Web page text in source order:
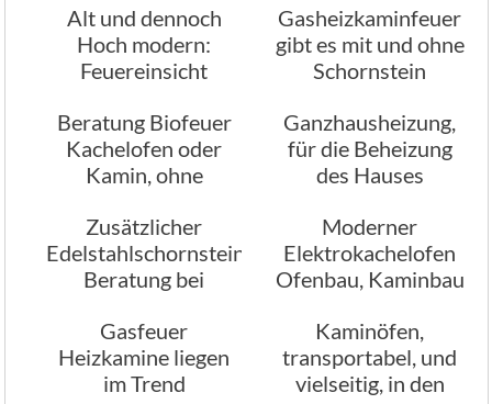
oder modern
Alt und dennoch
Hoch modern:
Feuereinsicht
Gasheizkaminfeuer
gibt es mit und ohne
Schornstein
Beratung Biofeuer
Kachelofen oder
Kamin, ohne
Bioalkohol
betrieben
Ganzhausheizung,
für die Beheizung
des Hauses
Zusätzlicher
Edelstahlschornstein?
Beratung bei
Kaminbau München
Moderner
Elektrokachelofen
Ofenbau, Kaminbau
Gasfeuer
Heizkamine liegen
im Trend
Kaminöfen,
transportabel, und
vielseitig, in den